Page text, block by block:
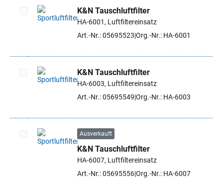
Artikel auswählen
K&N Tauschluftfilter
HA-6001, Luftfiltereinsatz
Art.-Nr.: 05695523 Org.-Nr.: HA-6001
Artikel auswählen
K&N Tauschluftfilter
HA-6003, Luftfiltereinsatz
Art.-Nr.: 05695549 Org.-Nr.: HA-6003
Artikel auswählen
Ausverkauft
K&N Tauschluftfilter
HA-6007, Luftfiltereinsatz
Art.-Nr.: 05695556Org.-Nr.: HA-6007